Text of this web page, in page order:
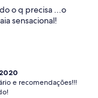
o q precisa ...o
sensacional!
e recomendações!!!